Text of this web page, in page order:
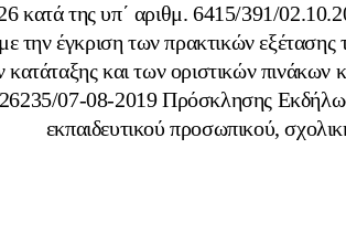
κατά της υπ΄ αριθμ. 6415/391/
την έγκριση των πρακτικών
κατάταξης και των οριστικών
07-08-2019 Πρόσκλησης
εκπαιδευτικού προσωπικού,